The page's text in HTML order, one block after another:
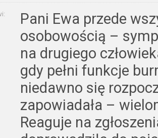
Pani Ewa przede
osobowością –
na drugiego
gdy pełni funkcje
niedawno się
zapowiadała –
Reaguje na